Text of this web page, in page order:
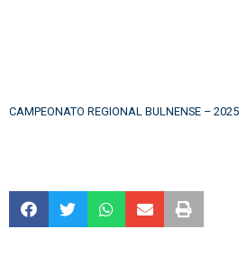
CAMPEONATO REGIONAL BULNENSE – 2025